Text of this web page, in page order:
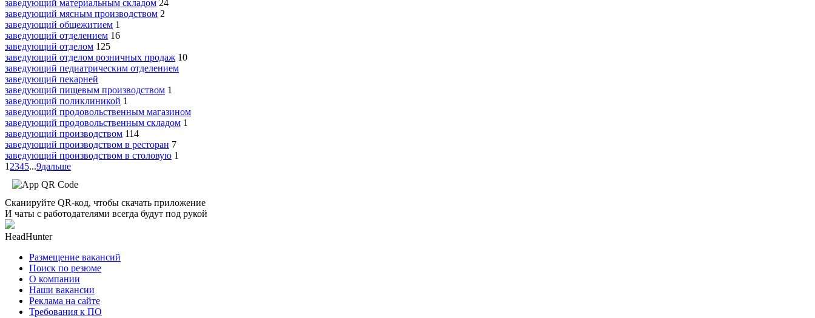
заведующий материальным складом 24
заведующий мясным производством 2
заведующий общежитием 1
заведующий отделением 16
заведующий отделом 125
заведующий отделом розничных продаж 10
заведующий педиатрическим отделением
заведующий пекарней
заведующий пищевым производством 1
заведующий поликлиникой 1
заведующий продовольственным магазином
заведующий продовольственным складом 1
заведующий производством 114
заведующий производством в ресторан 7
заведующий производством в столовую 1
1 2345...9дальше
Сканируйте QR-код, чтобы скачать приложение
И чаты с работодателями всегда будут под рукой
HeadHunter
Размещение вакансий
Поиск по резюме
О компании
Наши вакансии
Реклама на сайте
Требования к ПО